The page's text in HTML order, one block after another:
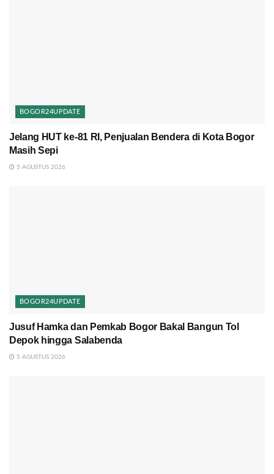
BOGOR24UPDATE
Jelang HUT ke-81 RI, Penjualan Bendera di Kota Bogor
Masih Sepi
5 AGUSTUS 2026
BOGOR24UPDATE
Jusuf Hamka dan Pemkab Bogor Bakal Bangun Tol
Depok hingga Salabenda
5 AGUSTUS 2026